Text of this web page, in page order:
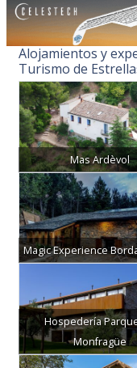
Alojamientos y
Turismo de
Mas Ardèvol
Magic Experience
Hospedería
Monfragüe